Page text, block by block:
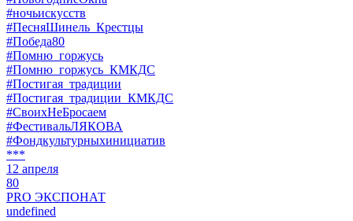
#ночьискусств
#ПесняШинель_Крестцы
#Победа80
#Помню_горжусь
#Помню_горжусь_КМКДС
#Постигая_традиции
#Постигая_традиции_КМКДС
#СвоихНеБросаем
#ФестивальЛЯКОВА
#Фондкультурныхинициатив
***
12 апреля
80
PRO ЭКСПОНАТ
undefined